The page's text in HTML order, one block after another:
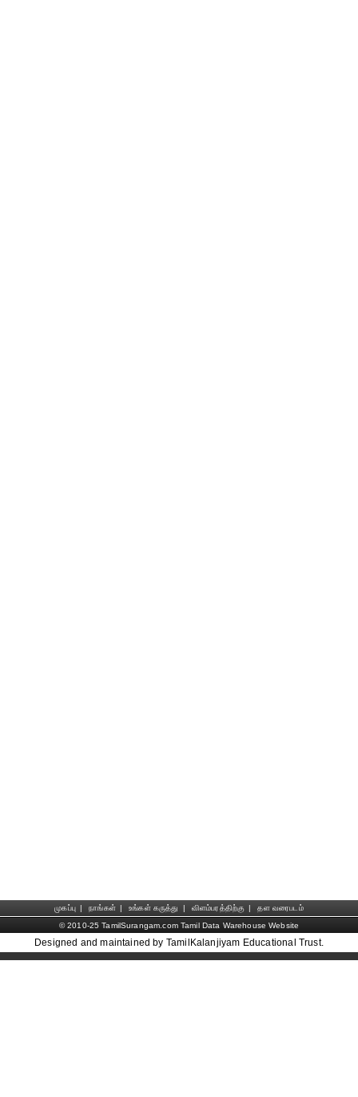
முகப்பு | நாங்கள் | உங்கள் கருத்து | விளம்பரத்திற்கு |
தள வரைபடம்
© 2010-25 TamilSurangam.com Tamil Data Warehouse Website
Designed and maintained by TamilKalanjiyam Educational Trust.